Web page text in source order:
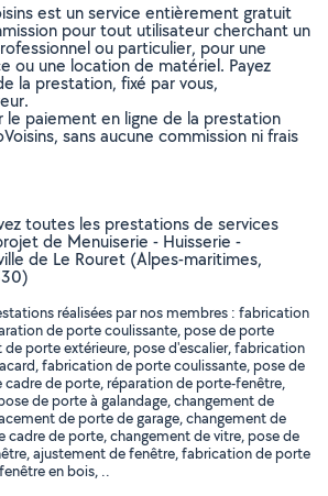
est un service entièrement gratuit
pour tout utilisateur cherchant un
ou particulier, pour une
ou une location de matériel. Payez
la prestation, fixé par vous,
le paiement en ligne de la prestation
sans aucune commission ni frais
toutes les prestations de services
de Menuiserie - Huisserie -
de Le Rouret (Alpes-maritimes,
réalisées par nos membres : fabrication
de porte coulissante, pose de porte
de porte extérieure, pose d'escalier, fabrication
fabrication de porte coulissante, pose de
de porte, réparation de porte-fenêtre,
de porte à galandage, changement de
de porte de garage, changement de
cadre de porte, changement de vitre, pose de
ajustement de fenêtre, fabrication de porte
en bois, ..